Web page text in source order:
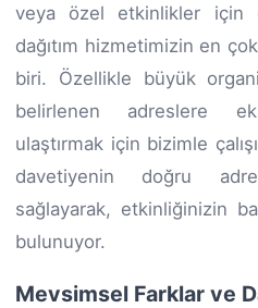
veya özel etkinlikler için
dağıtım hizmetimizin en
biri. Özellikle büyük
belirlenen adreslere
ulaştırmak için bizimle
davetiyenin doğru
sağlayarak, etkinliğinizin
bulunuyor.
Mevsimsel Farklar ve